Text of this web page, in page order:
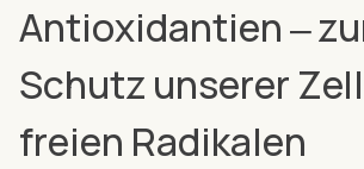
Antioxidantien ‒
Schutz unserer
freien Radikalen